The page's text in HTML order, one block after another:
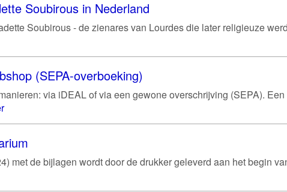
Soubirous in Nederland
Soubirous - de zienares van Lourdes die later religieuze
(SEPA-overboeking)
via iDEAL of via een gewone overschrijving (SEPA). Een
met de bijlagen wordt door de drukker geleverd aan het begin